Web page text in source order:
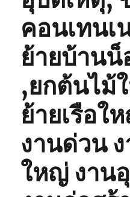
คอนเทนเ
ย้ายบ้าน
,ยกต้นไม้
ย้ายเรือใ
งานด่วน
ใหญ่ งาน